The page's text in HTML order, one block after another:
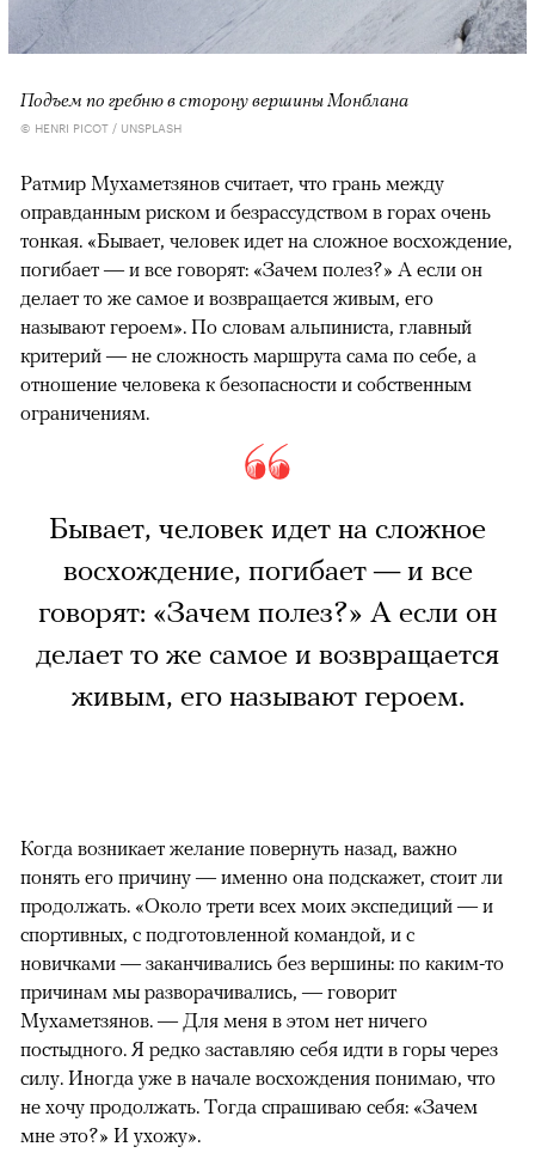
Подъем по гребню в сторону вершины Монблана
© HENRI PICOT / UNSPLASH
Ратмир Мухаметзянов считает, что грань между
оправданным риском и безрассудством в горах очень
тонкая. «Бывает, человек идет на сложное восхождение,
погибает — и все говорят: «Зачем полез?» А если он
делает то же самое и возвращается живым, его
называют героем». По словам альпиниста, главный
критерий — не сложность маршрута сама по себе, а
отношение человека к безопасности и собственным
ограничениям.
Бывает, человек идет на сложное
восхождение, погибает — и все
говорят: «Зачем полез?» А если он
делает то же самое и возвращается
живым, его называют героем.
Когда возникает желание повернуть назад, важно
понять его причину — именно она подскажет, стоит ли
продолжать. «Около трети всех моих экспедиций — и
спортивных, с подготовленной командой, и с
новичками — заканчивались без вершины: по каким-то
причинам мы разворачивались, — говорит
Мухаметзянов. — Для меня в этом нет ничего
постыдного. Я редко заставляю себя идти в горы через
силу. Иногда уже в начале восхождения понимаю, что
не хочу продолжать. Тогда спрашиваю себя: «Зачем
мне это?» И ухожу».